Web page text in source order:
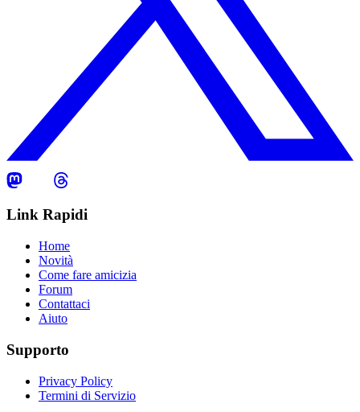
Link Rapidi
Home
Novità
Come fare amicizia
Forum
Contattaci
Aiuto
Supporto
Privacy Policy
Termini di Servizio